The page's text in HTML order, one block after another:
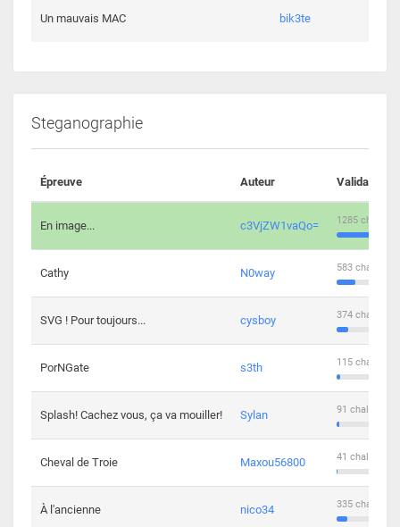
Un mauvais MAC bik3te
Steganographie
Épreuve Auteur Validations
En image... c3VjZW1vaQo= 1285
Cathy N0way 583
SVG ! Pour toujours... cysboy 374
PorNGate s3th 115
Splash! Cachez vous, ça va mouiller! Sylan 91
Cheval de Troie Maxou56800 41
À l'ancienne nico34 335